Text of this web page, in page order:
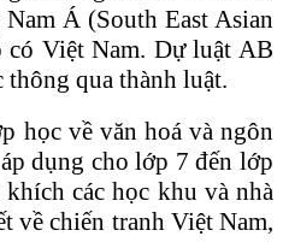
Á (South East Asian
Việt Nam. Dự luật AB
thông qua thành luật.
học về văn hoá và ngôn
dụng cho lớp 7 đến lớp
các học khu và nhà
về chiến tranh Việt Nam,